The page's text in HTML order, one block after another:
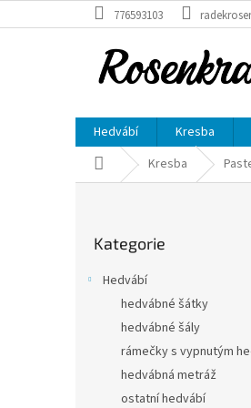
na
776593103
Hedvábí Kresba
Domů Kresba
kategorie
Kategorie
Hedvábí
hedvábné šátky
hedvábné šály
rámečky s vypnutým
hedvábná metráž
ostatní hedvábí